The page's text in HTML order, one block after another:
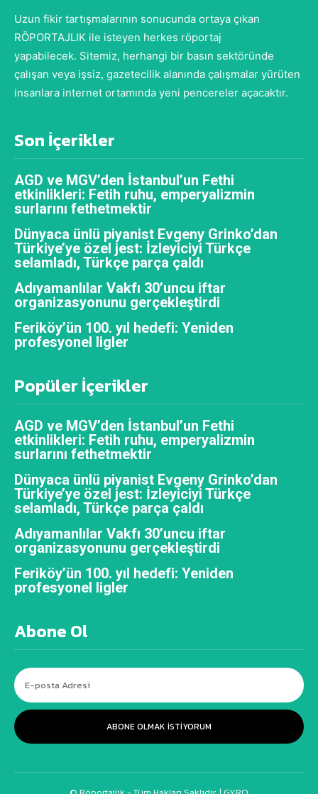
Uzun fikir tartışmalarının sonucunda ortaya çıkan
RÖPORTAJLIK ile isteyen herkes röportaj
yapabilecek. Sitemiz, herhangi bir basın sektöründe
çalışan veya işsiz, gazetecilik alanında çalışmalar yürüten
insanlara internet ortamında yeni pencereler açacaktır.
Son İçerikler
AGD ve MGV’den İstanbul’un Fethi
etkinlikleri: Fetih ruhu, emperyalizmin
surlarını fethetmektir
Dünyaca ünlü piyanist Evgeny Grinko’dan
Türkiye’ye özel jest: İzleyiciyi Türkçe
selamladı, Türkçe parça çaldı
Adıyamanlılar Vakfı 30’uncu iftar
organizasyonunu gerçekleştirdi
Feriköy’ün 100. yıl hedefi: Yeniden
profesyonel ligler
Popüler İçerikler
AGD ve MGV’den İstanbul’un Fethi
etkinlikleri: Fetih ruhu, emperyalizmin
surlarını fethetmektir
Dünyaca ünlü piyanist Evgeny Grinko’dan
Türkiye’ye özel jest: İzleyiciyi Türkçe
selamladı, Türkçe parça çaldı
Adıyamanlılar Vakfı 30’uncu iftar
organizasyonunu gerçekleştirdi
Feriköy’ün 100. yıl hedefi: Yeniden
profesyonel ligler
Abone Ol
ABONE OLMAK ISTIYORUM